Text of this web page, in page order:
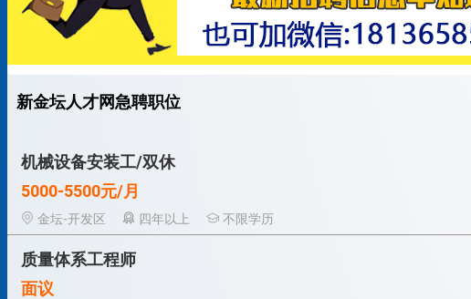
新金坛人才网急聘职位
机械设备安装工/双休
5000-5500元/月
金坛-开发区
四年以上 不限学历
质量体系工程师
面议